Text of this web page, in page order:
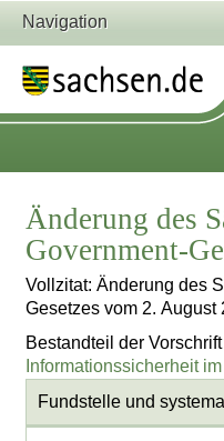
Navigation
Änderung des
Government-
Vollzitat: Änderung des
Gesetzes vom 2.
Bestandteil der
Informationssicherheit
Fundstelle und